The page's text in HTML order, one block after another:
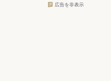
広告を非表示